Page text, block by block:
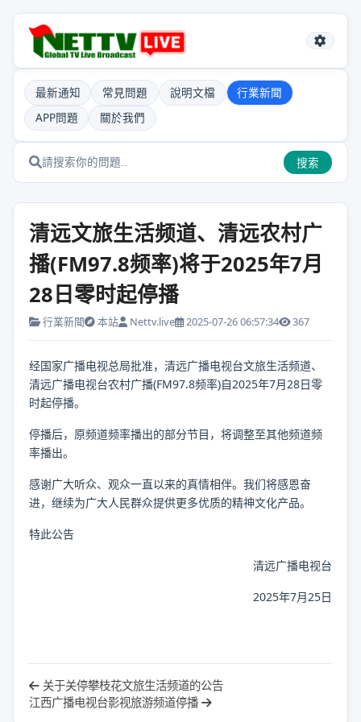
最新通知 常見問題 說明文檔
行業新聞
APP問題
關於我們
搜索
清远文旅生活频道、清远农村广
播(FM97.8频率)将于2025年7月
28日零时起停播
行業新聞 本站 Nettv.live 2025-07-26 06:57:34 367
经国家广播电视总局批准，清远广播电视台文旅生活频道、
清远广播电视台农村广播(FM97.8频率)自2025年7月28日零
时起停播。
停播后，原频道频率播出的部分节目，将调整至其他频道频
率播出。
感谢广大听众、观众一直以来的真情相伴。我们将感恩奋
进，继续为广大人民群众提供更多优质的精神文化产品。
特此公告
清远广播电视台
2025年7月25日
关于关停攀枝花文旅生活频道的公告
江西广播电视台影视旅游频道停播